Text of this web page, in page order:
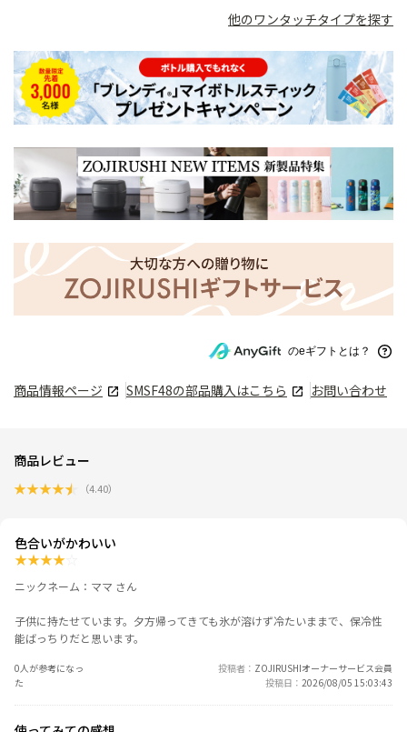
他のワンタッチタイプを探す
のeギフトとは？
商品情報ページ SMSF48の部品購入はこちら お問い合わせ
商品レビュー
★★★★★ （4.40）
色合いがかわいい
★★★★
ニックネーム：ママ さん
子供に持たせています。夕方帰ってきても氷が溶けず冷たいままで、保冷性
能ばっちりだと思います。
0人が参考になっ
た
投稿者
ZOJIRUSHIオーナーサービス会員
投稿日
2026/08/05 15:03:43